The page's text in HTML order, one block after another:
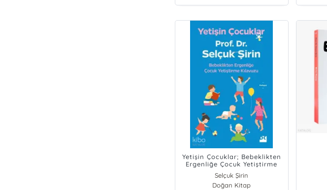
Yetişin Çocuklar; Bebeklikten
Ergenliğe Çocuk Yetiştirme
Kılavuzu
Selçuk Şirin
Doğan Kitap